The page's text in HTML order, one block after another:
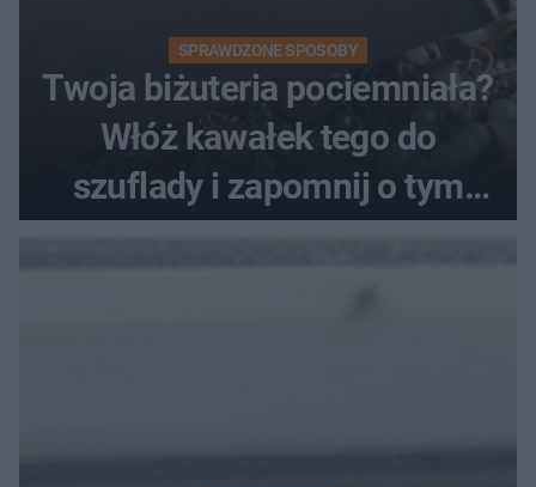
SPRAWDZONE SPOSOBY
Twoja biżuteria pociemniała?
Włóż kawałek tego do
szuflady i zapomnij o tym
problemie. Sposób na